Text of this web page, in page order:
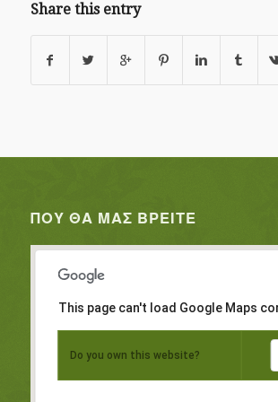
Share this entry
ΠΟΥ ΘΑ ΜΑΣ ΒΡΕΊΤΕ
This page can't load Google Maps
Do you own this website?